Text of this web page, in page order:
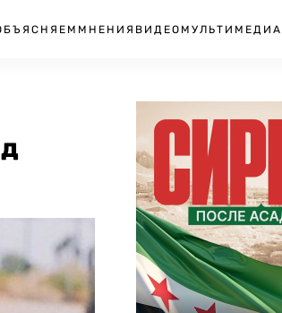
МНЕНИЯ ВИДЕО МУЛЬТИМЕДИА